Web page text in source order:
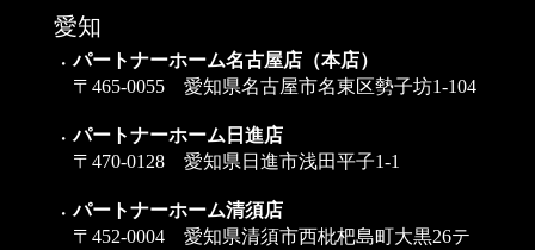
愛知
パートナーホーム名古屋店（本店）
〒465-0055 愛知県名古屋市名東区勢子坊1-104
パートナーホーム日進店
〒470-0128 愛知県日進市浅田平子1-1
パートナーホーム清須店
〒452-0004 愛知県清須市西枇杷島町大黒26テ